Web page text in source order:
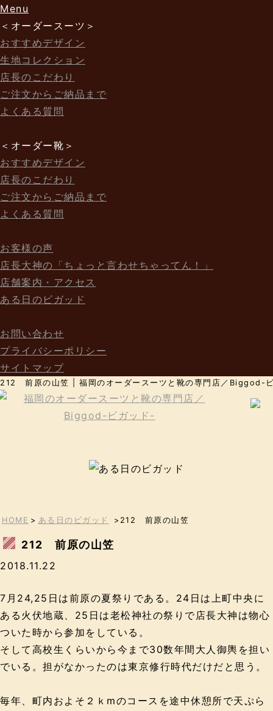
Menu
＜オーダースーツ＞
おすすめデザイン
生地コレクション
店長のこだわり
ご注文からご納品まで
よくある質問
＜オーダー靴＞
おすすめデザイン
店長のこだわり
ご注文からご納品まで
よくある質問
お客様の声
店長大神の「ちょっと言わせちゃってん！」
店舗案内・アクセス
ある日のビガッド
お問い合わせ
プライバシーポリシー
サイトマップ
212 前原の山笠 | 福岡のオーダースーツと靴の専門店／Biggod-
HOME > ある日のビガッド >212 前原の山笠
212 前原の山笠
2018.11.22
7月24,25日は前原の夏祭りである。24日は上町中央に
ある火伏地蔵、25日は老松神社の祭りで店長大神は物心
ついた時から参加をしている。
そして高校生くらいから今まで30数年間大人御輿を担い
でいる。担がなかったのは東京修行時代だけだと思う。
毎年、町内およそ２ｋmのコースを途中休憩所で天ぷら